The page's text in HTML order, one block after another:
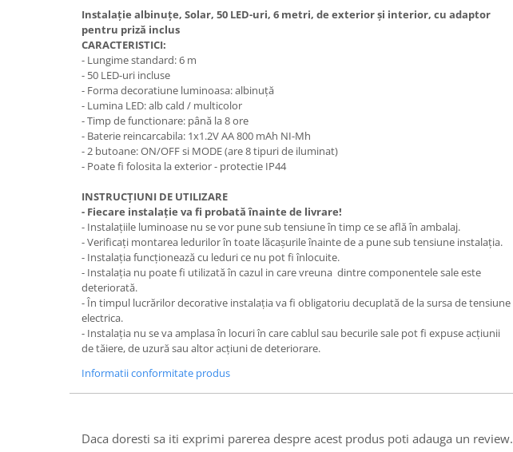
Instalație albinuțe, Solar, 50 LED-uri, 6 metri, de exterior și interior, cu adaptor
pentru priză inclus
CARACTERISTICI:
- Lungime standard: 6 m
- 50 LED-uri incluse
- Forma decoratiune luminoasa: albinuță
- Lumina LED: alb cald / multicolor
- Timp de functionare: până la 8 ore
- Baterie reincarcabila: 1x1.2V AA 800 mAh NI-Mh
- 2 butoane: ON/OFF si MODE (are 8 tipuri de iluminat)
- Poate fi folosita la exterior - protectie IP44
INSTRUCȚIUNI DE UTILIZARE
- Fiecare instalație va fi probată înainte de livrare!
- Instalațiile luminoase nu se vor pune sub tensiune în timp ce se află în ambalaj.
- Verificați montarea ledurilor în toate lăcașurile înainte de a pune sub tensiune instalația.
- Instalația funcționează cu leduri ce nu pot fi înlocuite.
- Instalația nu poate fi utilizată în cazul in care vreuna dintre componentele sale este
deteriorată.
- În timpul lucrărilor decorative instalația va fi obligatoriu decuplată de la sursa de tensiune
electrica.
- Instalația nu se va amplasa în locuri în care cablul sau becurile sale pot fi expuse acțiunii
de tăiere, de uzură sau altor acțiuni de deteriorare.
Informatii conformitate produs
Daca doresti sa iti exprimi parerea despre acest produs poti adauga un review.